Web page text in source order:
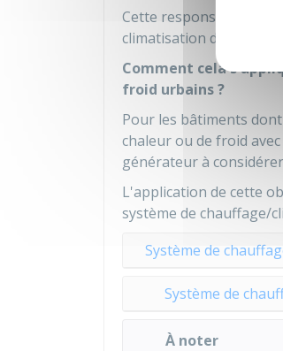
Cette responsabilité
climatisation des
Comment cela
froid urbains ?
Pour les bâtiments
chaleur ou de froid
générateur à
L'application de cette
système de chauffage/
Système de
Système de
À noter